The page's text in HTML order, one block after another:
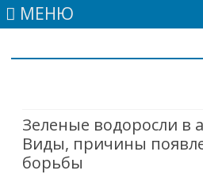
МЕНЮ
Зеленые водоросли в
Виды, причины
борьбы